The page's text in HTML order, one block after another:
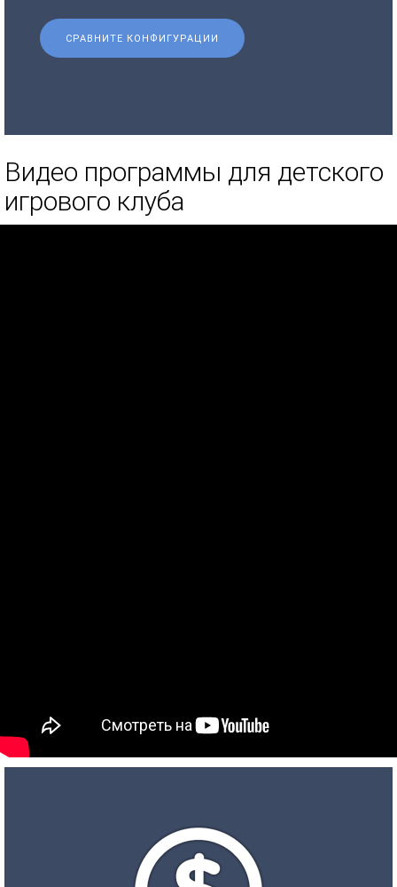
СРАВНИТЕ КОНФИГУРАЦИИ
Видео программы для детского
игрового клуба